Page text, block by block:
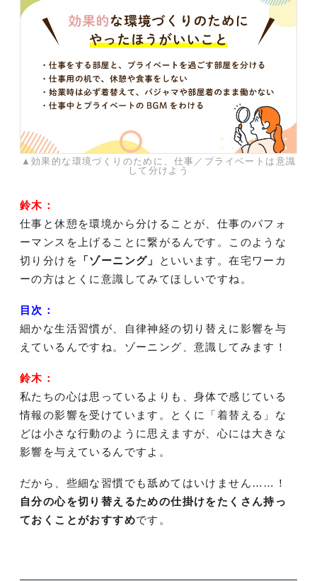
▲効果的な環境づくりのために、仕事／プライベートは意識
して分けよう
鈴木：
仕事と休憩を環境から分けることが、仕事のパフォ
ーマンスを上げることに繋がるんです。このような
切り分けを
「ゾーニング」
といいます。在宅ワーカ
ーの方はとくに意識してみてほしいですね。
目次：
細かな生活習慣が、自律神経の切り替えに影響を与
えているんですね。ゾーニング、意識してみます！
鈴木：
私たちの心は思っているよりも、身体で感じている
情報の影響を受けています。とくに「着替える」な
どは小さな行動のように思えますが、心には大きな
影響を与えているんですよ。
だから、些細な習慣でも舐めてはいけません……！
自分の心を切り替えるための仕掛けをたくさん持っ
ておくことがおすすめです。